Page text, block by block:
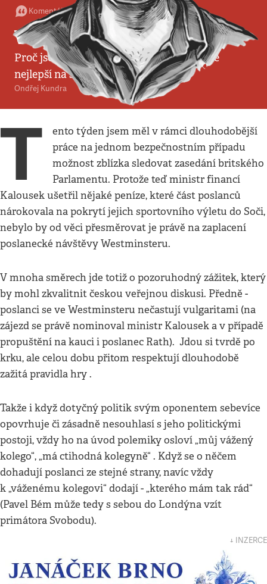
Komentář:Politika•19. 4. 2013•3minuty
Vážený kolego, jdu po vás
Proč jsou debaty britských poslanců stále
nejlepší na světě
Ondřej Kundra
T
ento týden jsem měl v rámci dlouhodobější
práce na jednom bezpečnostním případu
možnost zblízka sledovat zasedání britského
Parlamentu. Protože teď ministr financí
Kalousek ušetřil nějaké peníze, které část poslanců
nárokovala na pokrytí jejich sportovního výletu do Soči,
nebylo by od věci přesměrovat je právě na zaplacení
poslanecké návštěvy Westminsteru.
V mnoha směrech jde totiž o pozoruhodný zážitek, který
by mohl zkvalitnit českou veřejnou diskusi. Předně -
poslanci se ve Westminsteru nečastují vulgaritami (na
zájezd se právě nominoval ministr Kalousek a v případě
propuštění na kauci i poslanec Rath). Jdou si tvrdě po
krku, ale celou dobu přitom respektují dlouhodobě
zažitá pravidla hry .
Takže i když dotyčný politik svým oponentem sebevíce
opovrhuje či zásadně nesouhlasí s jeho politickými
postoji, vždy ho na úvod polemiky osloví „můj vážený
kolego“, „má ctihodná kolegyně“ . Když se o něčem
dohadují poslanci ze stejné strany, navíc vždy
k „váženému kolegovi“ dodají - „kterého mám tak rád“
(Pavel Bém může tedy s sebou do Londýna vzít
primátora Svobodu).
↓ INZERCE